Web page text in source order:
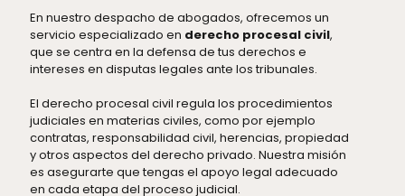
En nuestro despacho de abogados, ofrecemos un
servicio especializado en derecho procesal civil,
que se centra en la defensa de tus derechos e
intereses en disputas legales ante los tribunales.
El derecho procesal civil regula los procedimientos
judiciales en materias civiles, como por ejemplo
contratas, responsabilidad civil, herencias, propiedad
y otros aspectos del derecho privado. Nuestra misión
es asegurarte que tengas el apoyo legal adecuado
en cada etapa del proceso judicial.